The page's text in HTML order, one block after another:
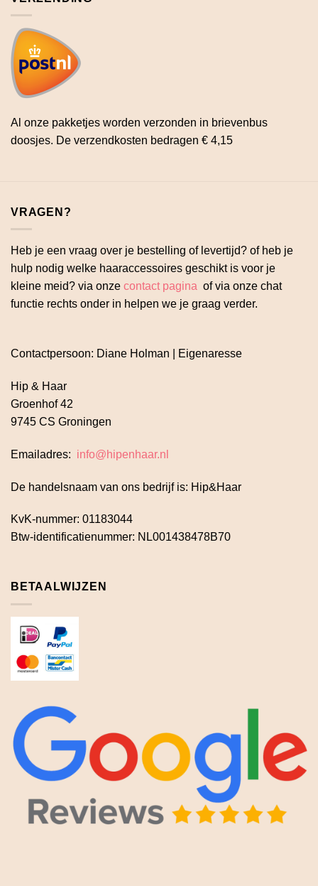
Al onze pakketjes worden verzonden in brievenbus
doosjes. De verzendkosten bedragen € 4,15
VRAGEN?
Heb je een vraag over je bestelling of levertijd? of heb je
hulp nodig welke haaraccessoires geschikt is voor je
kleine meid? via onze contact pagina of via onze chat
functie rechts onder in helpen we je graag verder.
Contactpersoon: Diane Holman | Eigenaresse
Hip & Haar
Groenhof 42
9745 CS Groningen
Emailadres: info@hipenhaar.nl
De handelsnaam van ons bedrijf is: Hip&Haar
KvK-nummer: 01183044
Btw-identificatienummer: NL001438478B70
BETAALWIJZEN